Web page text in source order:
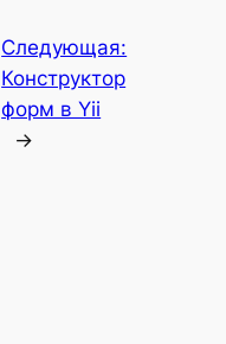
Следующая:
Конструктор
форм в Yii
→